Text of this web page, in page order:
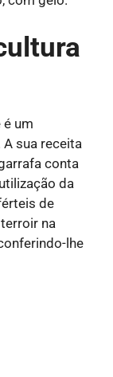
é um
A sua receita
conta
da
de
na
lhe